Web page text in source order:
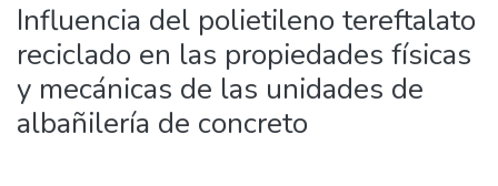
Influencia del polietileno tereftalato
reciclado en las propiedades físicas
y mecánicas de las unidades de
albañilería de concreto